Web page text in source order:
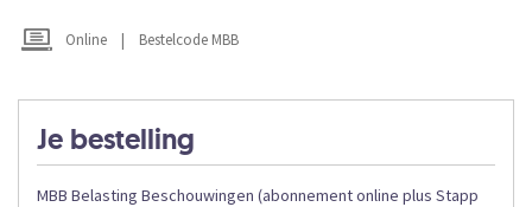
Je bestelling
MBB Belasting Beschouwingen (abonnement online plus Stapp
Online | Bestelcode MBB
afbeeldingen-
gallerij